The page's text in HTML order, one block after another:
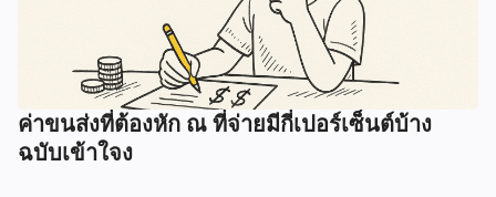
ค่าขนส่งที่ต้องหัก ณ ที่จ่ายมีกี่เปอร์เซ็นต์บ้าง
ฉบับเข้าใจง